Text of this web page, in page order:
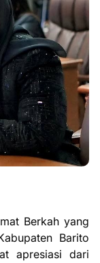
Berkah yang
Barito
apresiasi dari